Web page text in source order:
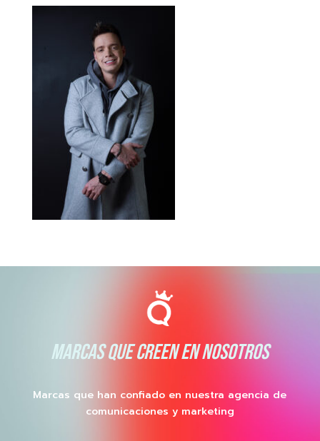
MARCAS QUE CREEN EN NOSOTROS
Marcas que han confiado en nuestra agencia de
comunicaciones y marketing